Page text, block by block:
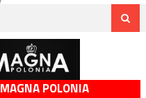
POLONIA